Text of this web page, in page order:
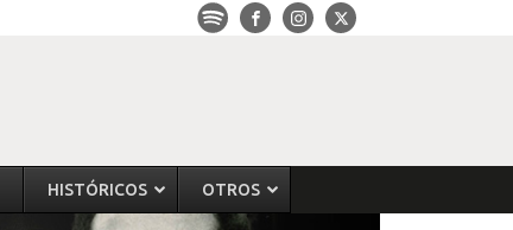
HISTÓRICOS OTROS